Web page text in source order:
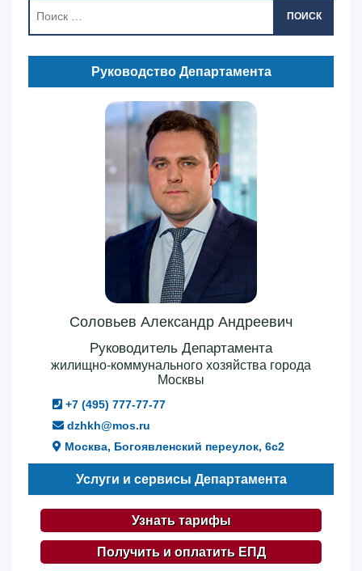
ПОИСК
Руководство Департамента
Соловьев Александр Андреевич
Руководитель Департамента
жилищно-коммунального хозяйства города
Москвы
+7 (495) 777-77-77
dzhkh@mos.ru
Москва, Богоявленский переулок, 6с2
Услуги и сервисы Департамента
Узнать тарифы
Получить и оплатить ЕПД